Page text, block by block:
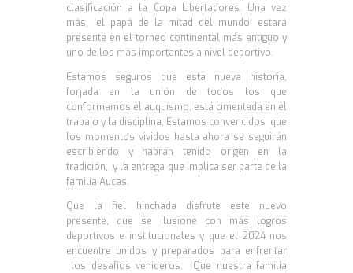
clasificación a la Copa Libertadores. Una vez
más, ‘el papá de la mitad del mundo’ estará
presente en el torneo continental más antiguo y
uno de los más importantes a nivel deportivo.
Estamos seguros que esta nueva historia,
forjada en la unión de todos los que
conformamos el auquismo, está cimentada en el
trabajo y la disciplina. Estamos convencidos que
los momentos vividos hasta ahora se seguirán
escribiendo y habrán tenido origen en la
tradición, y la entrega que implica ser parte de la
familia Aucas.
Que la fiel hinchada disfrute este nuevo
presente, que se ilusione con más logros
deportivos e institucionales y que el 2024 nos
encuentre unidos y preparados para enfrentar
los desafíos venideros. Que nuestra familia